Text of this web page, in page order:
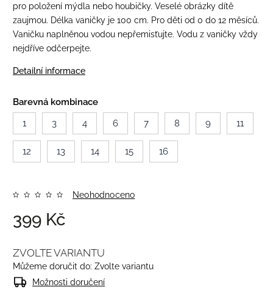
pro položení mýdla nebo houbičky. Veselé obrázky dítě
zaujmou. Délka vaničky je 100 cm. Pro děti od 0 do 12 měsíců.
Vaničku naplněnou vodou nepřemisťujte. Vodu z vaničky vždy
nejdříve odčerpejte.
Detailní informace
Barevná kombinace
1
3 4 6 7 8 9 11
12 13 14 15 16
Neohodnoceno
399 Kč
ZVOLTE VARIANTU
Můžeme doručit do: Zvolte variantu
Možnosti doručení